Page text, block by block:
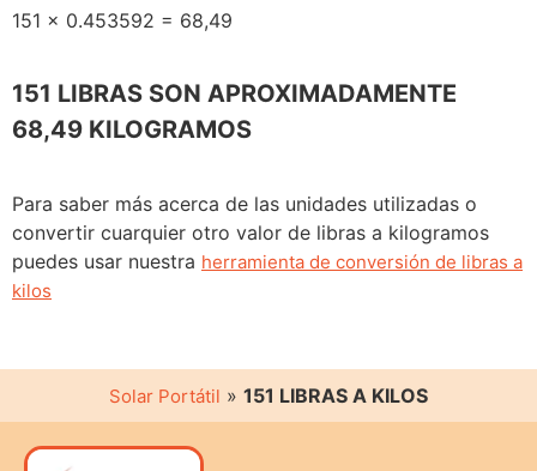
151 x 0.453592 = 68,49
151 LIBRAS SON APROXIMADAMENTE
68,49 KILOGRAMOS
Para saber más acerca de las unidades utilizadas o
convertir cuarquier otro valor de libras a kilogramos
puedes usar nuestra herramienta de conversión de libras a
kilos
Solar Portátil » 151 LIBRAS A KILOS